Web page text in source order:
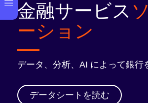
金融サービス
ーション
データ、分析、AI によって銀行
データシートを読む